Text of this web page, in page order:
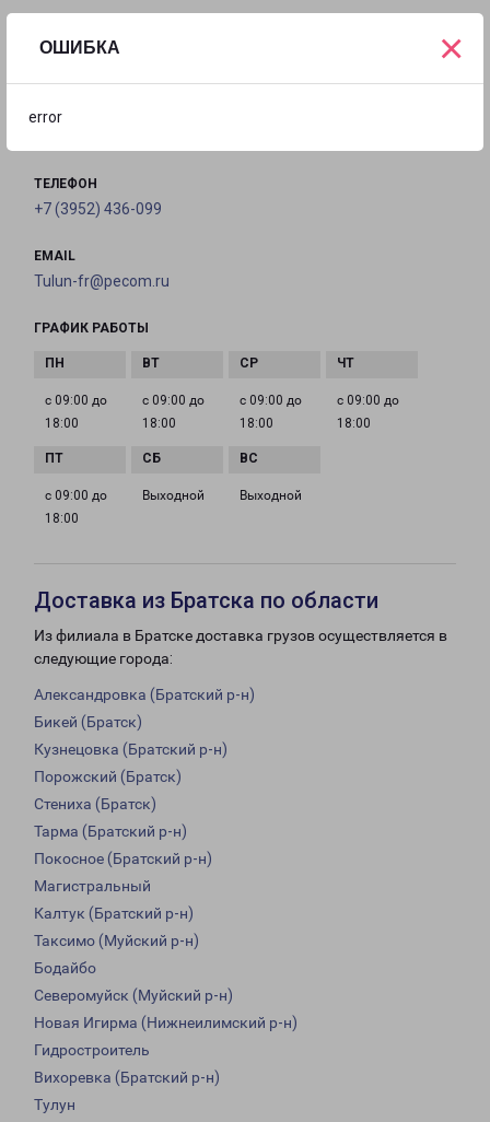
ОШИБКА
error
×
Иркутская обл., г. Тулун, мкр. Угольщиков 36
ТЕЛЕФОН
+7 (3952) 436-099
EMAIL
Tulun-fr@pecom.ru
ГРАФИК РАБОТЫ
с 09:00 до
18:00
с 09:00 до
18:00
с 09:00 до
18:00
с 09:00 до
18:00
с 09:00 до
18:00
Выходной Выходной
Доставка из Братска по области
Из филиала в Братске доставка грузов осуществляется в
следующие города:
Александровка (Братский р-н)
Бикей (Братск)
Кузнецовка (Братский р-н)
Порожский (Братск)
Стениха (Братск)
Тарма (Братский р-н)
Покосное (Братский р-н)
Магистральный
Калтук (Братский р-н)
Таксимо (Муйский р-н)
Бодайбо
Северомуйск (Муйский р-н)
Новая Игирма (Нижнеилимский р-н)
Гидростроитель
Вихоревка (Братский р-н)
Тулун